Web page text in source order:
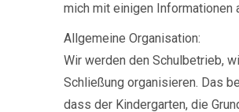
mich mit einigen Informationen
Allgemeine Organisation:
Wir werden den Schulbetrieb,
Schließung organisieren. Das
dass der Kindergarten, die